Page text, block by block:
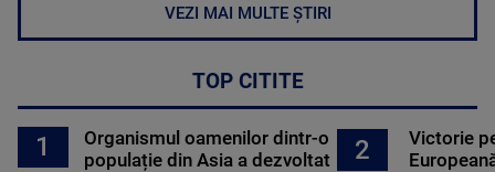
VEZI MAI MULTE ȘTIRI
TOP CITITE
1
Organismul oamenilor dintr-o
populație din Asia a dezvoltat
2
Victorie